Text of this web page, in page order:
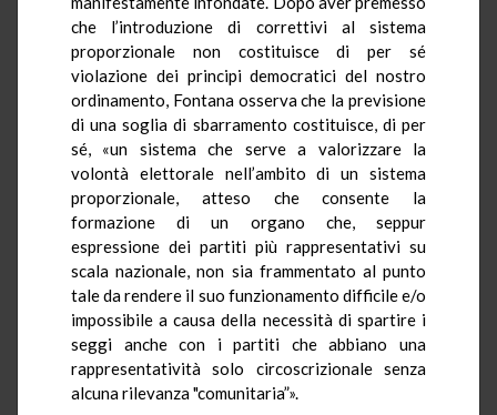
che l’introduzione di correttivi al sistema
proporzionale non costituisce di per sé
violazione dei principi democratici del nostro
ordinamento, Fontana osserva che la previsione
di una soglia di sbarramento costituisce, di per
sé, «un sistema che serve a valorizzare la
volontà elettorale nell’ambito di un sistema
proporzionale, atteso che consente la
formazione di un organo che, seppur
espressione dei partiti più rappresentativi su
scala nazionale, non sia frammentato al punto
tale da rendere il suo funzionamento difficile e/o
impossibile a causa della necessità di spartire i
seggi anche con i partiti che abbiano una
rappresentatività solo circoscrizionale senza
alcuna rilevanza "comunitaria”».